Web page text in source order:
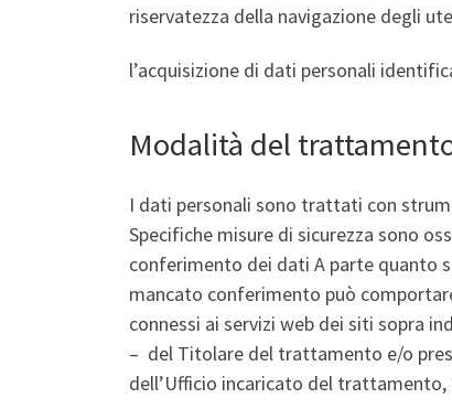
riservatezza della navigazione degli
l’acquisizione di dati personali
Modalità del
I dati personali sono trattati con
Specifiche misure di sicurezza sono
conferimento dei dati A parte quanto
mancato conferimento può
connessi ai servizi web dei siti sopra
– del Titolare del trattamento e/o
dell’Ufficio incaricato del